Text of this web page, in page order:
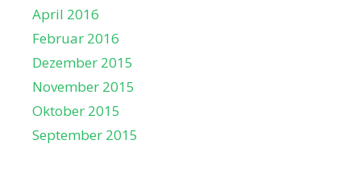
April 2016
Februar 2016
Dezember 2015
November 2015
Oktober 2015
September 2015